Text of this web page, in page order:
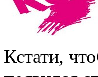
Кстати,